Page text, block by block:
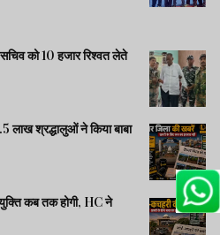
श्रद्धालुओं ने किया बाबा
कब तक होगी, HC ने